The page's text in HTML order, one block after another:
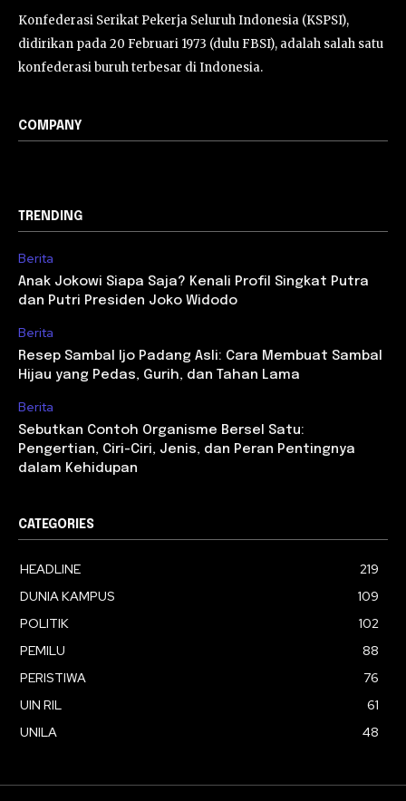
Konfederasi Serikat Pekerja Seluruh Indonesia (KSPSI),
didirikan pada 20 Februari 1973 (dulu FBSI), adalah salah satu
konfederasi buruh terbesar di Indonesia.
COMPANY
TRENDING
Berita
Anak Jokowi Siapa Saja? Kenali Profil Singkat Putra
dan Putri Presiden Joko Widodo
Berita
Resep Sambal Ijo Padang Asli: Cara Membuat Sambal
Hijau yang Pedas, Gurih, dan Tahan Lama
Berita
Sebutkan Contoh Organisme Bersel Satu:
Pengertian, Ciri-Ciri, Jenis, dan Peran Pentingnya
dalam Kehidupan
CATEGORIES
HEADLINE
219
DUNIA KAMPUS
109
POLITIK
102
PEMILU
88
PERISTIWA
76
UIN RIL
61
UNILA
48